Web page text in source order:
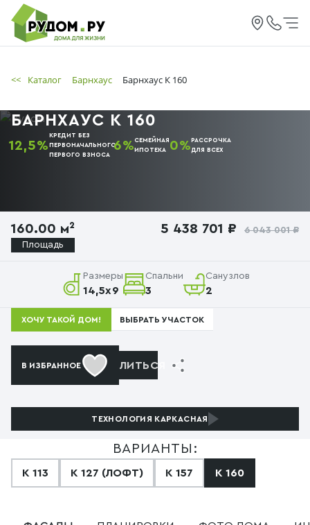
<< Каталог Барнхаус Барнхаус К 160
БАРНХАУС К 160
12,5%
КРЕДИТ БЕЗ
ПЕРВОНАЧАЛЬНОГО
ПЕРВОГО ВЗНОСА
6%СЕМЕЙНАЯ
ИПОТЕКА
0%РАССРОЧКА
ДЛЯ ВСЕХ
160.00 м²
Площадь
5 438 701 ₽ 6 043 001 ₽
Размеры
14,5x9
Спальни
3
Санузлов
2
ХОЧУ ТАКОЙ ДОМ! ВЫБРАТЬ УЧАСТОК
В ИЗБРАННОЕ ПОДЕЛИТЬСЯ
ТЕХНОЛОГИЯ КАРКАСНАЯ
ВАРИАНТЫ:
К 113 К 127 (ЛОФТ) К 157 К 160